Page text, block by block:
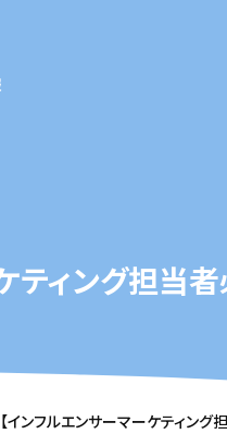
ィング担当者
ンフルエンサーマーケティング